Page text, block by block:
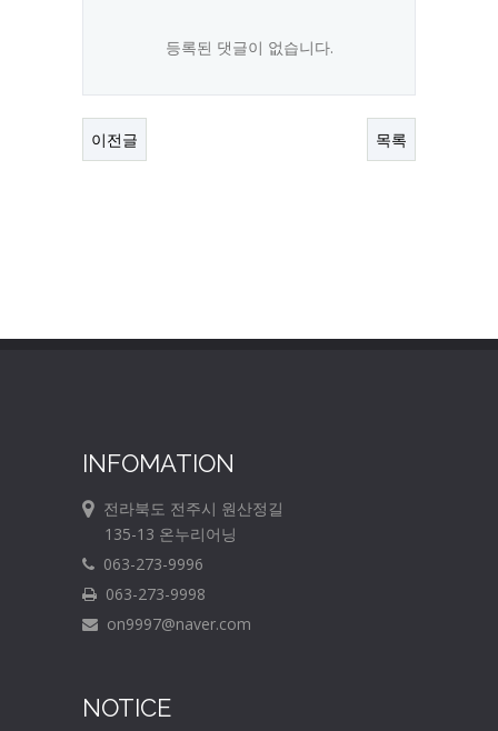
등록된 댓글이 없습니다.
이전글 목록
INFOMATION
전라북도 전주시 원산정길
135-13 온누리어닝
063-273-9996
063-273-9998
on9997@naver.com
NOTICE